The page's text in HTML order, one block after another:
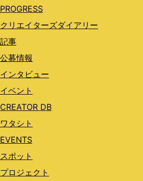
PROGRESS
クリエイターズダイアリー
記事
公募情報
インタビュー
イベント
CREATOR DB
ワタシト
EVENTS
スポット
プロジェクト